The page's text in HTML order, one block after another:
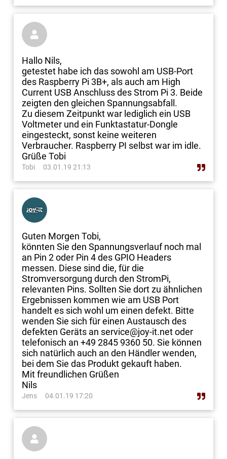

Hallo Nils,
getestet habe ich das sowohl am USB-Port
des Raspberry Pi 3B+, als auch am High
Current USB Anschluss des Strom Pi 3. Beide
zeigten den gleichen Spannungsabfall.
Zu diesem Zeitpunkt war lediglich ein USB
Voltmeter und ein Funktastatur-Dongle
eingesteckt, sonst keine weiteren
Verbraucher. Raspberry PI selbst war im idle.
Grüße Tobi
Tobi 03.01.19 21:13
Guten Morgen Tobi,
könnten Sie den Spannungsverlauf noch mal
an Pin 2 oder Pin 4 des GPIO Headers
messen. Diese sind die, für die
Stromversorgung durch den StromPi,
relevanten Pins. Sollten Sie dort zu ähnlichen
Ergebnissen kommen wie am USB Port
handelt es sich wohl um einen defekt. Bitte
wenden Sie sich für einen Austausch des
defekten Geräts an service@joy-it.net oder
telefonisch an +49 2845 9360 50. Sie können
sich natürlich auch an den Händler wenden,
bei dem Sie das Produkt gekauft haben.
Mit freundlichen Grüßen
Nils
Jens 04.01.19 17:20
